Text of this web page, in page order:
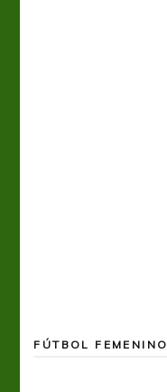
FÚTBOL FEMENINO